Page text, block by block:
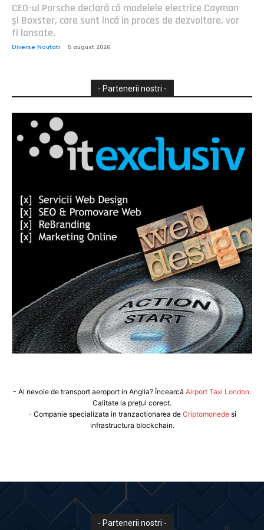
CEO-ul Porsche declară că modelele electrice Cayman
și Boxster, care sunt încă în proces de dezvoltare, vor
fi lansate.
Diverse Noutati 5 august 2026
- Partenerii nostri -
- Ai nevoie de transport aeroport in Anglia? Încearcă Airport Taxi London.
Calitate la prețul corect.
- Companie specializata in tranzactionarea de Criptomonedesi
infrastructura blockchain.
- Partenerii nostri -